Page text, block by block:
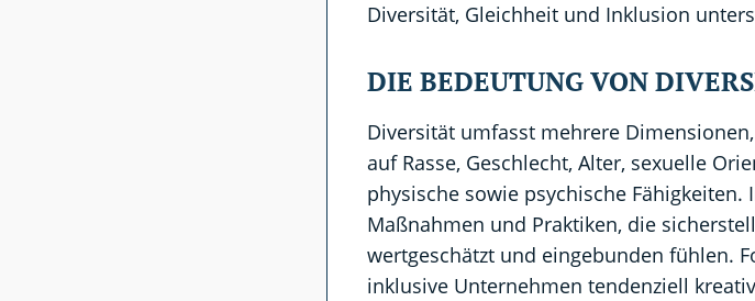
Diversität, Gleichheit und Inklusion
DIE BEDEUTUNG VON
Diversität umfasst mehrere
auf Rasse, Geschlecht, Alter, sexuelle
physische sowie psychische
Maßnahmen und Praktiken, die
wertgeschätzt und eingebunden fühlen.
inklusive Unternehmen tendenziell